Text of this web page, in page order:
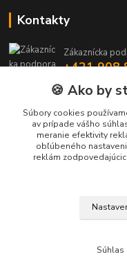
Kontakty
Zákaznícka
+421 908
🍪 Ako by
Súbory cookies
av prípade vášho
meranie efektivity
obľúbeného
reklám